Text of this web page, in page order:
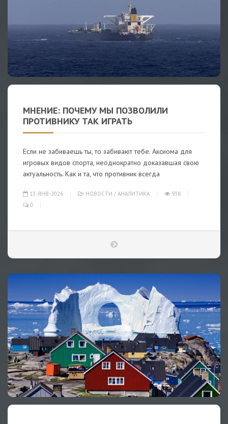
МНЕНИЕ: ПОЧЕМУ МЫ ПОЗВОЛИЛИ
ПРОТИВНИКУ ТАК ИГРАТЬ
Если не забиваешь ты, то забивают тебе. Аксиома для
игровых видов спорта, неоднократно доказавшая свою
актуальность. Как и та, что противник всегда
13-ЯНВ-2026 НОВОСТИ / АНАЛИТИКА
938
0